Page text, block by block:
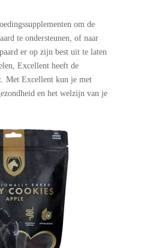
om de
te ondersteunen, of naar
er op zijn best uit te laten
Excellent heeft de
Met Excellent kun je met
en het welzijn van je